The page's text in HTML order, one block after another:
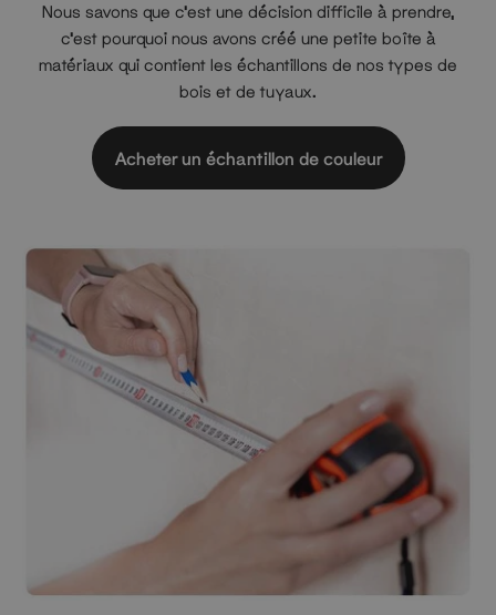
Nous savons que c'est une décision difficile à prendre,
c'est pourquoi nous avons créé une petite boîte à
matériaux qui contient les échantillons de nos types de
bois et de tuyaux.
Acheter un échantillon de couleur